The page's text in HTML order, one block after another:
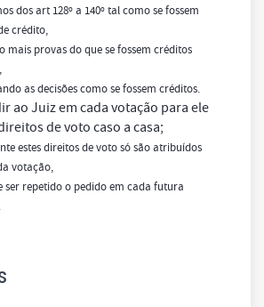
dos art 128º a 140º tal como se fossem
crédito,
mais provas do que se fossem créditos
as decisões como se fossem créditos.
ao Juiz em cada votação para ele
de voto caso a casa;
estes direitos de voto só são atribuídos
votação,
ser repetido o pedido em cada futura